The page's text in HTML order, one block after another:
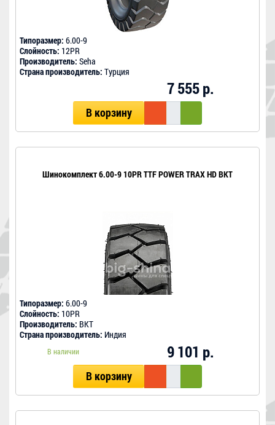
Типоразмер: 6.00-9
Слойность: 12PR
Производитель: Seha
Страна производитель: Турция
7 555 р.
В корзину
Шинокомплект 6.00-9 10PR TTF POWER TRAX HD BKT
Типоразмер: 6.00-9
Слойность: 10PR
Производитель: BKT
Страна производитель: Индия
В наличии 9 101 р.
В корзину